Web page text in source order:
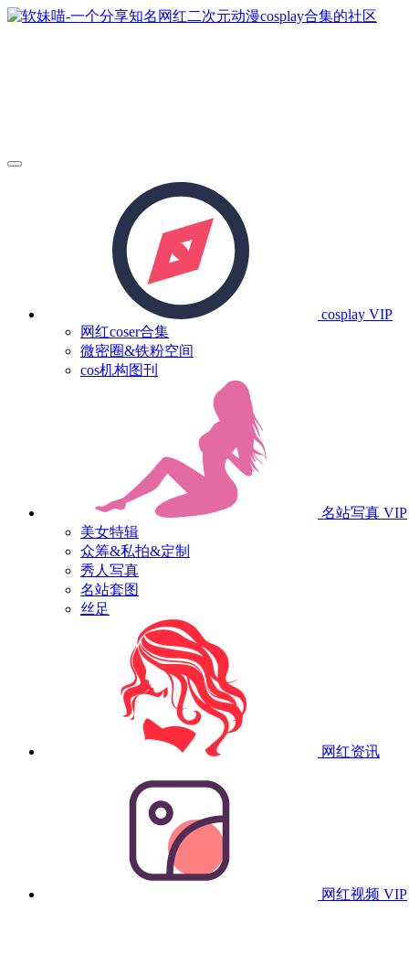
cosplay VIP
网红coser合集
微密圈&铁粉空间
cos机构图刊
名站写真 VIP
美女特辑
众筹&私拍&定制
秀人写真
名站套图
丝足
网红资讯
网红视频 VIP